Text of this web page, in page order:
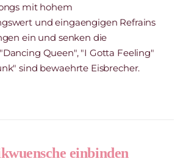
mit hohem
und eingaengigen Refrains
ein und senken die
Queen", "I Gotta Feeling"
sind bewaehrte Eisbrecher.
einbinden